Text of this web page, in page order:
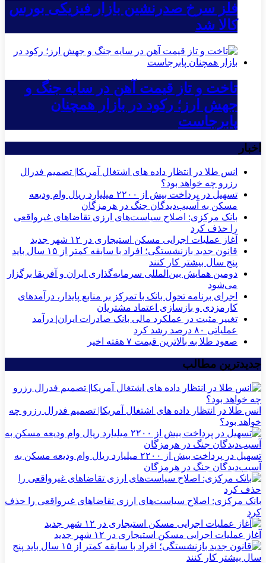
فلز سرخ صدرنشین بازار فیزیکی بورس
کالا شد
تاخت و تاز قیمت آهن در سایه جنگ و
جهش ارز؛ رکود در بازار همچنان
پابرجاست
اخبار
انس طلا در انتظار داده های اشتغال آمریکا| تصمیم فدرال
رزرو چه خواهد بود؟
تسهیل در پرداخت بیش از ۲۲۰۰ میلیارد ریال وام ودیعه
مسکن به آسیب‌دیدگان جنگ در هرمزگان
بانک مرکزی: اصلاح سیاست‌های ارزی تقاضاهای غیرواقعی
را حذف کرد
آغاز عملیات اجرایی مسکن استیجاری در ۱۲ شهر جدید
قانون جدید بازنشستگی؛ افراد با سابقه کمتر از ۱۵ سال باید
پنج سال بیشتر کار کنند
دومین همایش بین‌المللی سرمایه‌گذاری ایران و آفریقا برگزار
می‌شود
اجرای برنامه تحول بانک با تمرکز بر منابع پایدار، درآمدهای
کارمزدی و بازسازی اعتماد مشتریان
تغییر مثبت در عملکرد مالی بانک صادرات ایران| درآمد
عملیاتی ۸۰ درصد رشد کرد
صعود طلا به بالاترین قیمت ۷ هفته اخیر
جدیدترین مطالب
انس طلا در انتظار داده های اشتغال آمریکا| تصمیم فدرال رزرو چه
خواهد بود؟
تسهیل در پرداخت بیش از ۲۲۰۰ میلیارد ریال وام ودیعه مسکن به
آسیب‌دیدگان جنگ در هرمزگان
بانک مرکزی: اصلاح سیاست‌های ارزی تقاضاهای غیرواقعی را حذف
کرد
آغاز عملیات اجرایی مسکن استیجاری در ۱۲ شهر جدید